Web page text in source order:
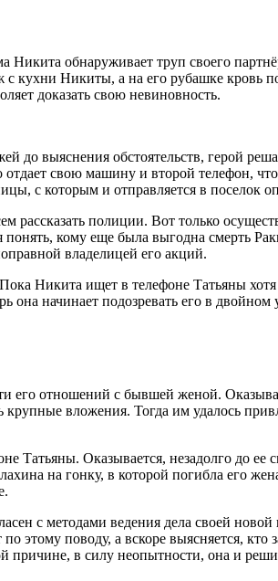
обнаруживает труп своего
кухни Никиты, а на его рубашке кровь
доказать свою невиновность.
до выяснения обстоятельств, герой
свою машину и второй телефон,
с которым и отправляется в поселок
полиции. Вот только
кому еще была выгодна смерть
владелицей его акций.
Никита ищет в телефоне Татьяны
начинает подозревать его в двойном
его отношений с бывшей женой.
вложения. Тогда им удалось
Татьяны. Оказывается, незадолго до
на гонку, в которой погибла его
с методами ведения дела своей
этому поводу, а вскоре выясняется,
причине, в силу неопытности, она и